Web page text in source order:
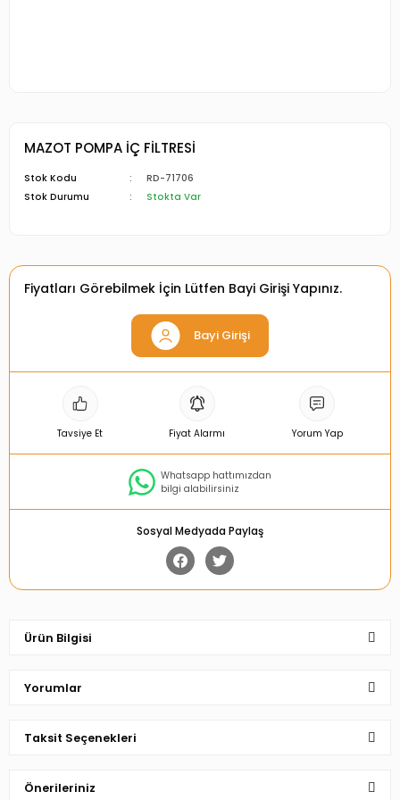
MAZOT POMPA İÇ FİLTRESİ
Stok Kodu
RD-71706
Stok Durumu
Stokta Var
Fiyatları Görebilmek İçin Lütfen Bayi Girişi Yapınız.
Bayi Girişi
Tavsiye Et Fiyat Alarmı Yorum Yap
Whatsapp hattımızdan
bilgi alabilirsiniz
Sosyal Medyada Paylaş
Ürün Bilgisi
Yorumlar
Taksit Seçenekleri
Önerileriniz